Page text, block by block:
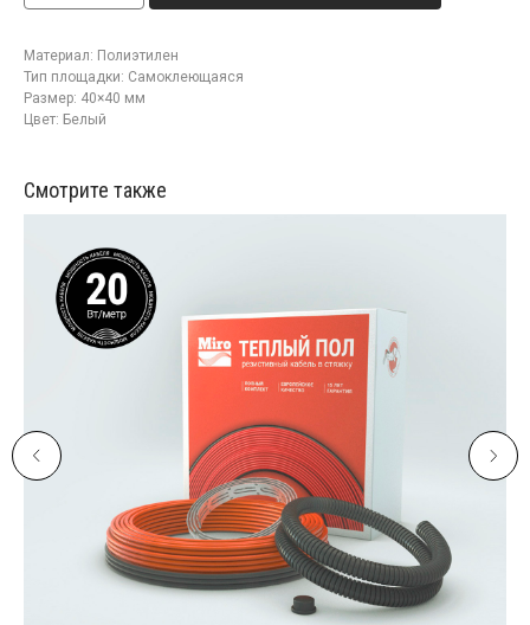
Материал: Полиэтилен
Тип площадки: Самоклеющаяся
Размер: 40×40 мм
Цвет: Белый
Смотрите также